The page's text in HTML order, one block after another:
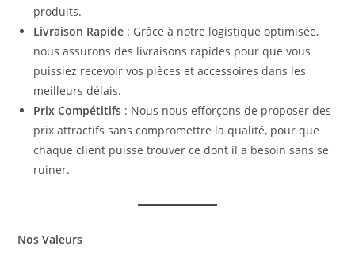
produits.
Livraison Rapide : Grâce à notre logistique optimisée,
nous assurons des livraisons rapides pour que vous
puissiez recevoir vos pièces et accessoires dans les
meilleurs délais.
Prix Compétitifs : Nous nous efforçons de proposer des
prix attractifs sans compromettre la qualité, pour que
chaque client puisse trouver ce dont il a besoin sans se
ruiner.
Nos Valeurs